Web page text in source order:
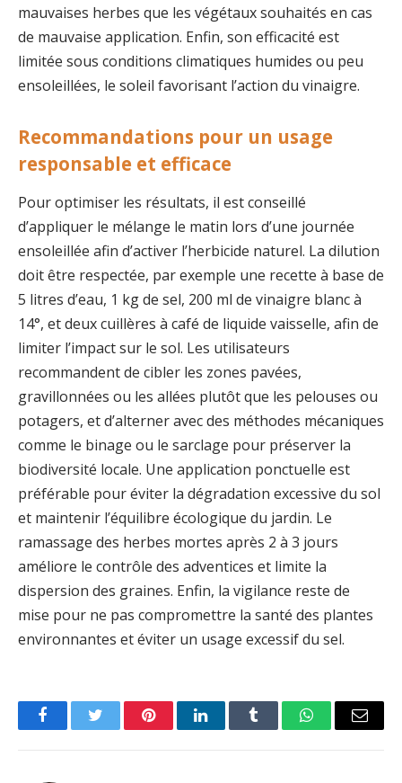
mauvaises herbes que les végétaux souhaités en cas
de mauvaise application. Enfin, son efficacité est
limitée sous conditions climatiques humides ou peu
ensoleillées, le soleil favorisant l’action du vinaigre.
Recommandations pour un usage
responsable et efficace
Pour optimiser les résultats, il est conseillé
d’appliquer le mélange le matin lors d’une journée
ensoleillée afin d’activer l’herbicide naturel. La dilution
doit être respectée, par exemple une recette à base de
5 litres d’eau, 1 kg de sel, 200 ml de vinaigre blanc à
14°, et deux cuillères à café de liquide vaisselle, afin de
limiter l’impact sur le sol. Les utilisateurs
recommandent de cibler les zones pavées,
gravillonnées ou les allées plutôt que les pelouses ou
potagers, et d’alterner avec des méthodes mécaniques
comme le binage ou le sarclage pour préserver la
biodiversité locale. Une application ponctuelle est
préférable pour éviter la dégradation excessive du sol
et maintenir l’équilibre écologique du jardin. Le
ramassage des herbes mortes après 2 à 3 jours
améliore le contrôle des adventices et limite la
dispersion des graines. Enfin, la vigilance reste de
mise pour ne pas compromettre la santé des plantes
environnantes et éviter un usage excessif du sel.
FacebookTwitter PinterestLinkedInTumblr WhatsAppEmail